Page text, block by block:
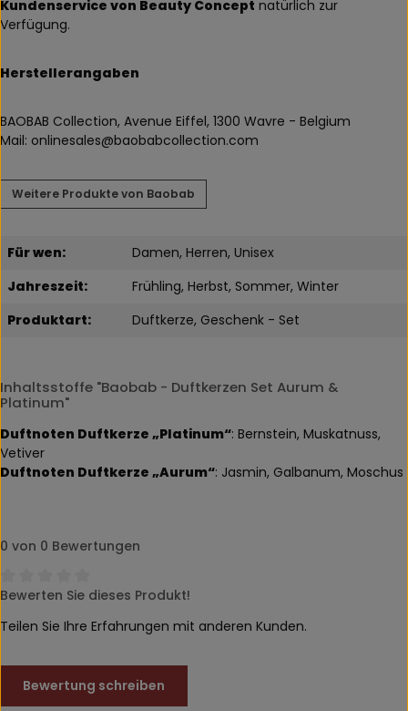
Kundenservice von Beauty Concept natürlich zur
Verfügung.
Herstellerangaben
BAOBAB Collection, Avenue Eiffel, 1300 Wavre - Belgium
Mail: onlinesales@baobabcollection.com
Weitere Produkte von Baobab
Für wen:
Damen, Herren, Unisex
Jahreszeit:
Frühling, Herbst, Sommer, Winter
Produktart:
Duftkerze, Geschenk - Set
Inhaltsstoffe "Baobab - Duftkerzen Set Aurum &
Platinum"
Duftnoten Duftkerze „Platinum“: Bernstein, Muskatnuss,
Vetiver
Duftnoten Duftkerze „Aurum“: Jasmin, Galbanum, Moschus
0 von 0 Bewertungen
Durchschnittliche Bewertung von 0 von 5 Sternen
Bewerten Sie dieses Produkt!
Teilen Sie Ihre Erfahrungen mit anderen Kunden.
Bewertung schreiben